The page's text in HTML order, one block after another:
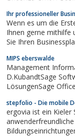
Ihr professioneller
Wenn es um die
Ihnen gerne mithilfe
Sie Ihren
MIPS eberswalde
Management
D.KubandtSage
LösungenSage
stepfolio - Die mobile
ergovia ist ein Kieler